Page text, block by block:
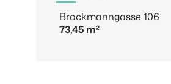
Brockmanngasse 106
73,45 m²